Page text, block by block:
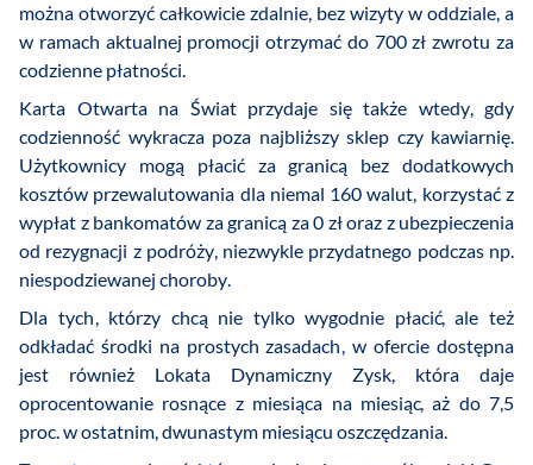
można otworzyć całkowicie zdalnie, bez wizyty w oddziale, a
w ramach aktualnej promocji otrzymać do 700 zł zwrotu za
codzienne płatności.
Karta Otwarta na Świat przydaje się także wtedy, gdy
codzienność wykracza poza najbliższy sklep czy kawiarnię.
Użytkownicy mogą płacić za granicą bez dodatkowych
kosztów przewalutowania dla niemal 160 walut, korzystać z
wypłat z bankomatów za granicą za 0 zł oraz z ubezpieczenia
od rezygnacji z podróży, niezwykle przydatnego podczas np.
niespodziewanej choroby.
Dla tych, którzy chcą nie tylko wygodnie płacić, ale też
odkładać środki na prostych zasadach, w ofercie dostępna
jest również Lokata Dynamiczny Zysk, która daje
oprocentowanie rosnące z miesiąca na miesiąc, aż do 7,5
proc. w ostatnim, dwunastym miesiącu oszczędzania.